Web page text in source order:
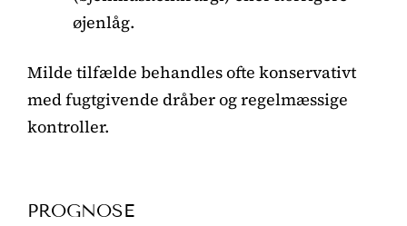
øjenlåg.
Milde tilfælde behandles ofte konservativt
med fugtgivende dråber og regelmæssige
kontroller.
PROGNOSE